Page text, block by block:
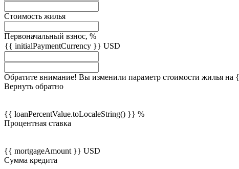
Стоимость жилья
Первоначальный взнос, %
{{ initialPaymentCurrency }} USD
Обратите внимание! Вы изменили параметр стоимости жилья на
Вернуть обратно
{{ loanPercentValue.toLocaleString() }} %
Процентная ставка
{{ mortgageAmount }} USD
Сумма кредита